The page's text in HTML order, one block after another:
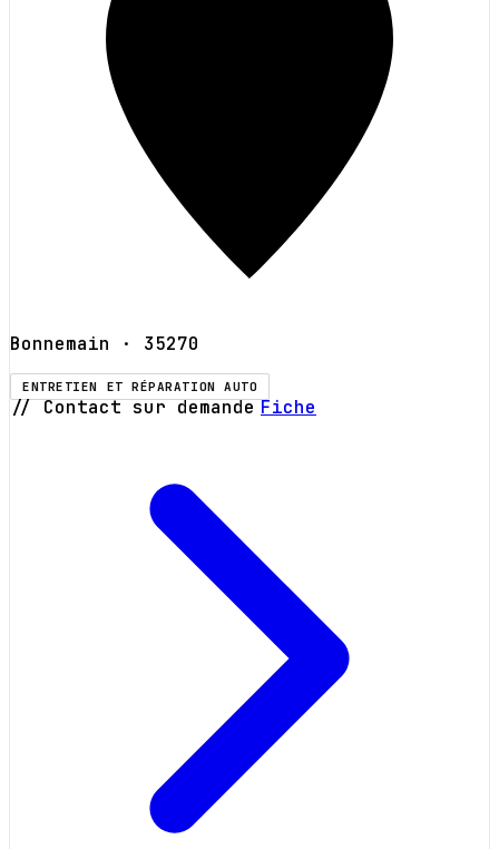
Bonnemain · 35270
ENTRETIEN ET RÉPARATION AUTO
// Contact sur demande Fiche